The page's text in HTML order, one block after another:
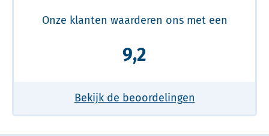
Onze klanten waarderen ons met een
9,2
Bekijk de beoordelingen